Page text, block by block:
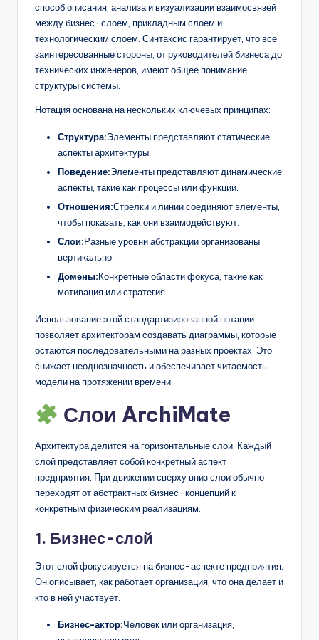
si
способ описания, анализа и визуализации взаимосвязей
между бизнес-слоем, прикладным слоем и
технологическим слоем. Синтаксис гарантирует, что все
заинтересованные стороны, от руководителей бизнеса до
технических инженеров, имеют общее понимание
структуры системы.
Нотация основана на нескольких ключевых принципах:
Структура:Элементы представляют статические
аспекты архитектуры.
Поведение:Элементы представляют динамические
аспекты, такие как процессы или функции.
Отношения:Стрелки и линии соединяют элементы,
чтобы показать, как они взаимодействуют.
Слои:Разные уровни абстракции организованы
вертикально.
Домены:Конкретные области фокуса, такие как
мотивация или стратегия.
Использование этой стандартизированной нотации
позволяет архитекторам создавать диаграммы, которые
остаются последовательными на разных проектах. Это
снижает неоднозначность и обеспечивает читаемость
модели на протяжении времени.
Слои ArchiMate
Архитектура делится на горизонтальные слои. Каждый
слой представляет собой конкретный аспект
предприятия. При движении сверху вниз слои обычно
переходят от абстрактных бизнес-концепций к
конкретным физическим реализациям.
1. Бизнес-слой
Этот слой фокусируется на бизнес-аспекте предприятия.
Он описывает, как работает организация, что она делает и
кто в ней участвует.
Бизнес-актор:Человек или организация,